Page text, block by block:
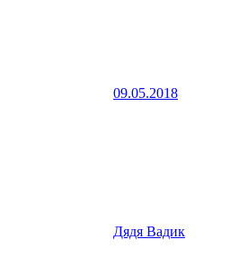
09.05.2018
Дядя Вадик